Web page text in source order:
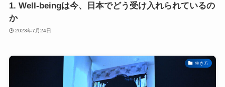
1. Well-beingは今、日本でどう受け入れられているの
か
2023年7月24日
生き方